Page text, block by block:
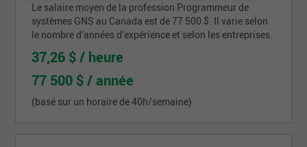
Le salaire moyen de la profession Programmeur de
systèmes GNS au Canada est de 77 500 $. Il varie selon
le nombre d’années d’expérience et selon les entreprises.
37,26 $ / heure
77 500 $ / année
(basé sur un horaire de 40h/semaine)